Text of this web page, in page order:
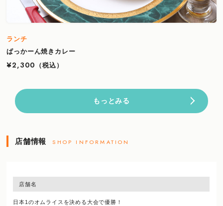
ランチ
ぱっかーん焼きカレー
¥2,300
（税込）
もっとみる
店舗情報 SHOP INFORMATION
店舗名
日本1のオムライスを決める大会で優勝！